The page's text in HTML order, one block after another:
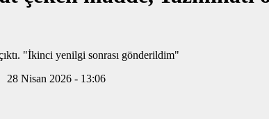
28 Nisan 2026 - 13:06